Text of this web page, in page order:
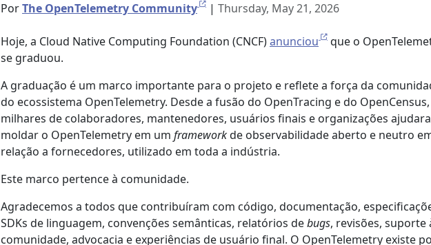
PorThe OpenTelemetry Community | Thursday, May 21, 2026
Hoje, a Cloud Native Computing Foundation (CNCF)anunciou
que o
se graduou.
A graduação é um marco importante para o projeto e reflete a força da
do ecossistema OpenTelemetry. Desde a fusão do OpenTracing e do OpenCensus,
milhares de colaboradores, mantenedores, usuários finais e organizações
moldar o OpenTelemetry em um frameworkde observabilidade aberto e neutro
relação a fornecedores, utilizado em toda a indústria.
Este marco pertence à comunidade.
Agradecemos a todos que contribuíram com código, documentação,
SDKs de linguagem, convenções semânticas, relatórios debugs, revisões, suporte
comunidade, advocacia e experiências de usuário final. O OpenTelemetry existe